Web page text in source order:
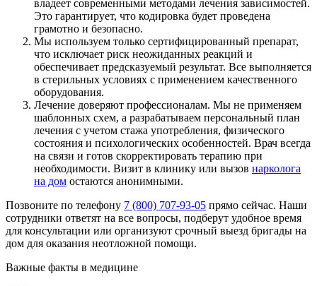
владеет современными методами лечения зависимостей.
Это гарантирует, что кодировка будет проведена
грамотно и безопасно.
Мы используем только сертифицированный препарат,
что исключает риск неожиданных реакций и
обеспечивает предсказуемый результат. Все выполняется
в стерильных условиях с применением качественного
оборудования.
Лечение доверяют профессионалам. Мы не применяем
шаблонных схем, а разрабатываем персональный план
лечения с учетом стажа употребления, физического
состояния и психологических особенностей. Врач всегда
на связи и готов скорректировать терапию при
необходимости. Визит в клинику или вызов нарколога
на дом остаются анонимными.
Позвоните по телефону 7 (800) 707-93-05 прямо сейчас. Наши
сотрудники ответят на все вопросы, подберут удобное время
для консультации или организуют срочный выезд бригады на
дом для оказания неотложной помощи.
Важные факты в медицине